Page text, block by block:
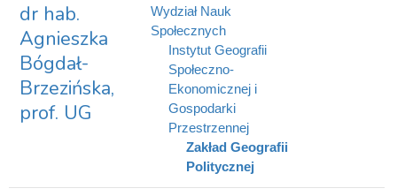
dr hab.
Agnieszka
Bógdał-
Brzezińska,
prof. UG
Wydział Nauk
Społecznych
Instytut Geografii
Społeczno-
Ekonomicznej i
Gospodarki
Przestrzennej
Zakład Geografii
Politycznej